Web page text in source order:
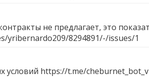
не предлагает, это
yribernardo209/8294891/-/issues/1
условий https://t.me/